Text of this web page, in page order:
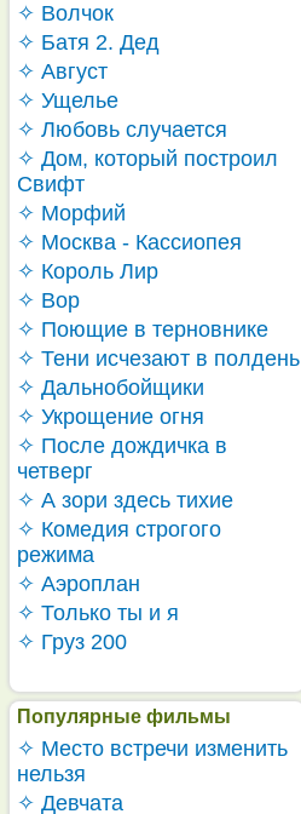
✧ Волчок
✧ Батя 2. Дед
✧ Август
✧ Ущелье
✧ Любовь случается
✧ Дом, который построил
Свифт
✧ Морфий
✧ Москва - Кассиопея
✧ Король Лир
✧ Вор
✧ Поющие в терновнике
✧ Тени исчезают в полдень
✧ Дальнобойщики
✧ Укрощение огня
✧ После дождичка в
четверг
✧ А зори здесь тихие
✧ Комедия строгого
режима
✧ Аэроплан
✧ Только ты и я
✧ Груз 200
Популярные фильмы
✧ Место встречи изменить
нельзя
✧ Девчата